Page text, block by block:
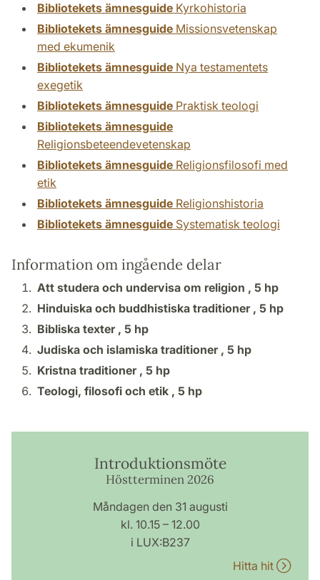
Bibliotekets ämnesguide Kyrkohistoria
Bibliotekets ämnesguide Missionsvetenskap
med ekumenik
Bibliotekets ämnesguide Nya testamentets
exegetik
Bibliotekets ämnesguide Praktisk teologi
Bibliotekets ämnesguide
Religionsbeteendevetenskap
Bibliotekets ämnesguide Religionsfilosofi med
etik
Bibliotekets ämnesguide Religionshistoria
Bibliotekets ämnesguide Systematisk teologi
Information om ingående delar
Att studera och undervisa om religion , 5 hp
Hinduiska och buddhistiska traditioner , 5 hp
Bibliska texter , 5 hp
Judiska och islamiska traditioner , 5 hp
Kristna traditioner , 5 hp
Teologi, filosofi och etik , 5 hp
Introduktionsmöte
Höstterminen 2026
Måndagen den 31 augusti
kl. 10.15 – 12.00
i LUX:B237
Hitta hit